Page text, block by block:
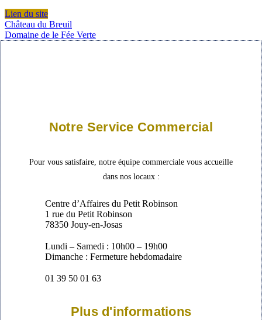
Lien du site
Château du Breuil
Domaine de le Fée Verte
Notre Service Commercial
Pour vous satisfaire, notre équipe commerciale vous accueille
dans nos locaux :
Centre d’Affaires du Petit Robinson
1 rue du Petit Robinson
78350 Jouy-en-Josas
Lundi – Samedi : 10h00 – 19h00
Dimanche : Fermeture hebdomadaire
01 39 50 01 63
Plus d'informations